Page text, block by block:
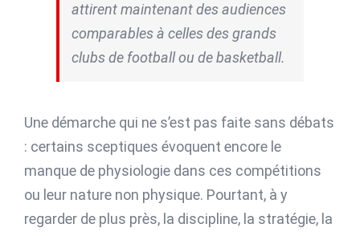
attirent maintenant des audiences
comparables à celles des grands
clubs de football ou de basketball.
Une démarche qui ne s’est pas faite sans débats
: certains sceptiques évoquent encore le
manque de physiologie dans ces compétitions
ou leur nature non physique. Pourtant, à y
regarder de plus près, la discipline, la stratégie, la